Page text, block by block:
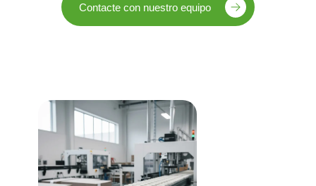
Contacte con nuestro equipo